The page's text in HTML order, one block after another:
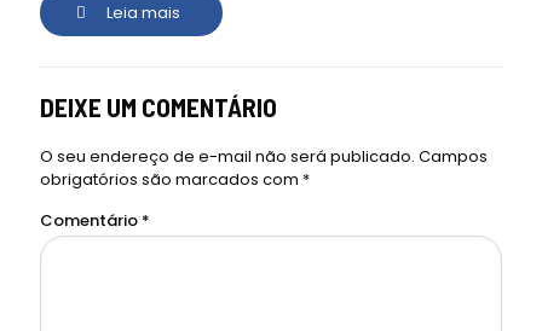
Leia mais
DEIXE UM COMENTÁRIO
O seu endereço de e-mail não será publicado. Campos
obrigatórios são marcados com *
Comentário *